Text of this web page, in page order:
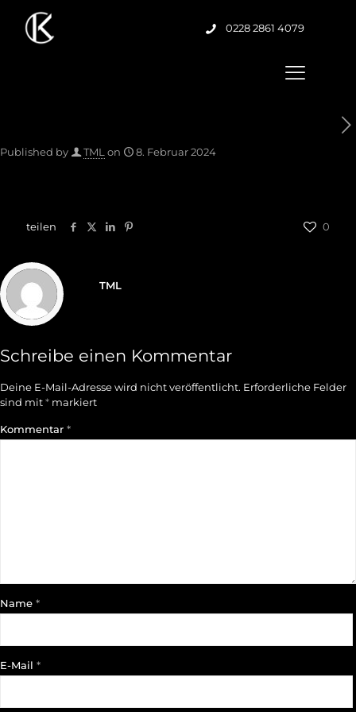
0228 2861 4079
Published by TML on 8. Februar 2024
teilen 0
TML
Schreibe einen Kommentar
Deine E-Mail-Adresse wird nicht veröffentlicht. Erforderliche Felder
sind mit* markiert
Kommentar *
Name *
E-Mail *